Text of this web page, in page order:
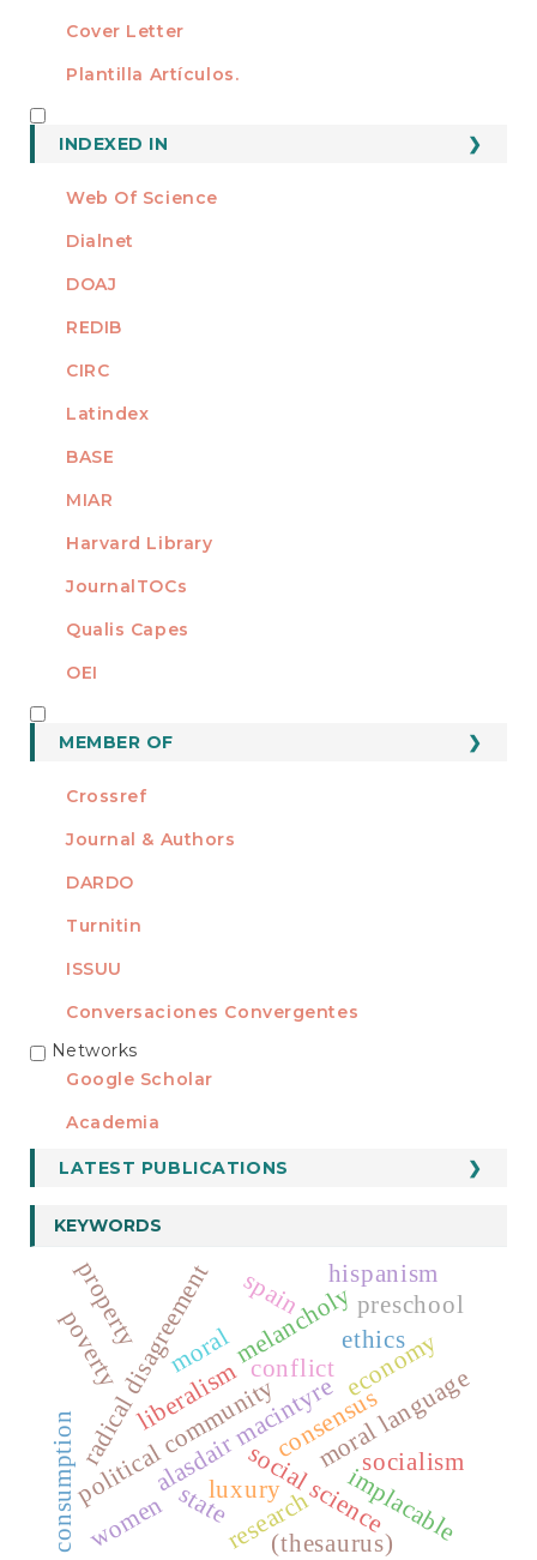
Cover Letter
Plantilla Artículos.
INDEXED IN
Web Of Science
Dialnet
DOAJ
REDIB
CIRC
Latindex
BASE
MIAR
Harvard Library
JournalTOCs
Qualis Capes
OEI
MEMBER OF
Crossref
Journal & Authors
DARDO
Turnitin
ISSUU
Conversaciones Convergentes
REDES
Networks
Google Scholar
Academia
LATEST PUBLICATIONS
KEYWORDS
alasdair macintyre
social science
political community
conflict
consensus
radical disagreement ethics
moral language
luxury
consumption
moral economy
melancholy
liberalism
property
implacable
socialism
state
poverty
preschool
research
spain
women
hispanism
(thesaurus)